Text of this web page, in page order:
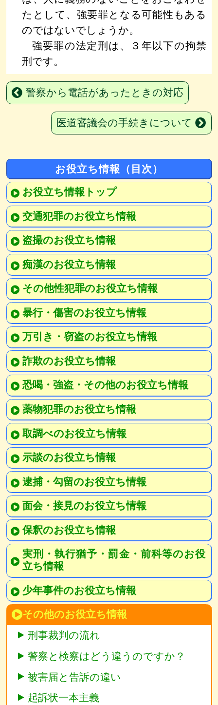
たとして、強要罪となる可能性もある
のではないでしょうか。
強要罪の法定刑は、３年以下の拘禁
刑です。
警察から電話があったときの対応
医道審議会の手続きについて
お役立ち情報（目次）
お役立ち情報トップ
交通犯罪のお役立ち情報
盗撮のお役立ち情報
痴漢のお役立ち情報
その他性犯罪のお役立ち情報
暴行・傷害のお役立ち情報
万引き・窃盗のお役立ち情報
詐欺のお役立ち情報
恐喝・強盗・その他のお役立ち情報
薬物犯罪のお役立ち情報
取調べのお役立ち情報
示談のお役立ち情報
逮捕・勾留のお役立ち情報
面会・接見のお役立ち情報
保釈のお役立ち情報
実刑・執行猶予・罰金・前科等のお役
立ち情報
少年事件のお役立ち情報
その他のお役立ち情報
刑事裁判の流れ
警察と検察はどう違うのですか？
被害届と告訴の違い
起訴状一本主義